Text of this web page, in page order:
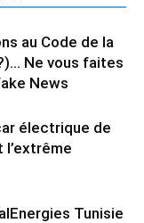
au Code de la
Ne vous faites
News
électrique de
Tunisie